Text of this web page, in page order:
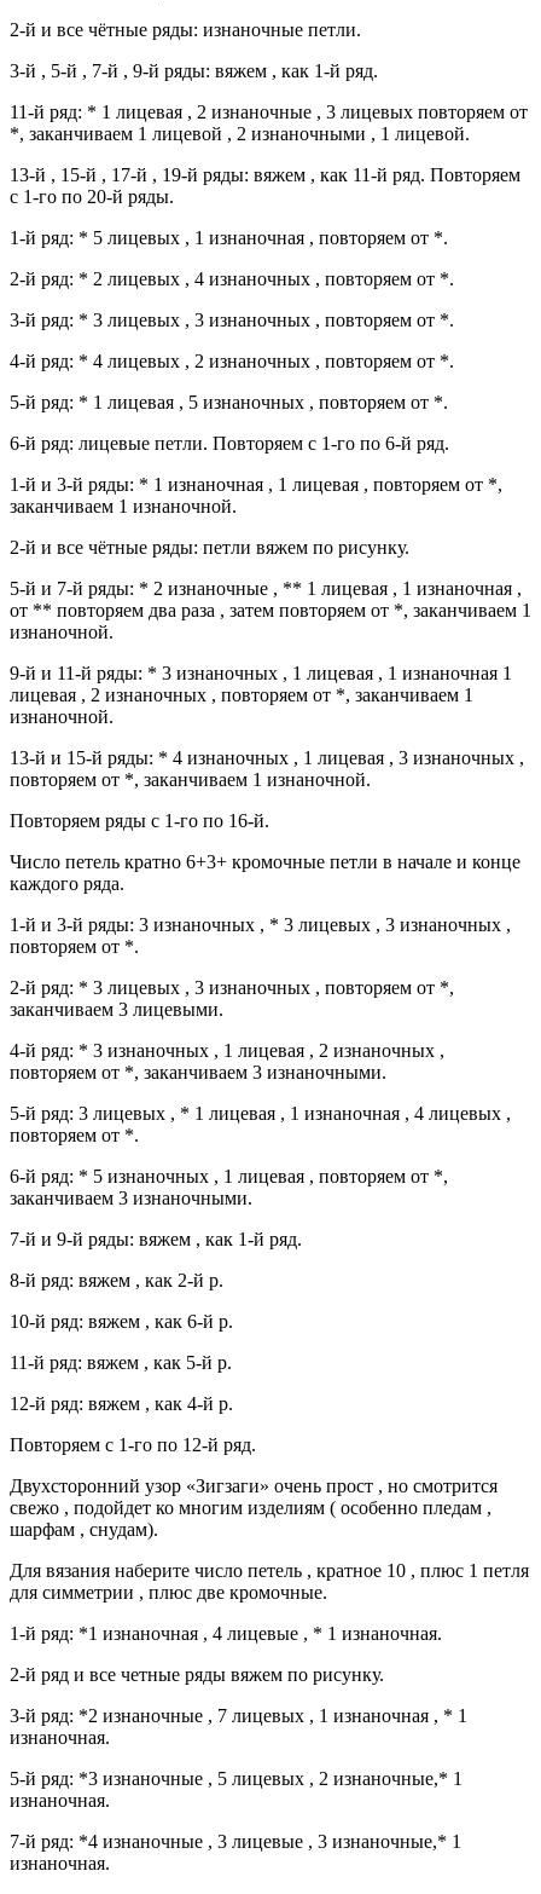
2-й и все чётные ряды: изнаночные петли.
3-й , 5-й , 7-й , 9-й ряды: вяжем , как 1-й ряд.
11-й ряд: * 1 лицевая , 2 изнаночные , 3 лицевых повторяем от
*, заканчиваем 1 лицевой , 2 изнаночными , 1 лицевой.
13-й , 15-й , 17-й , 19-й ряды: вяжем , как 11-й ряд. Повторяем
с 1-го по 20-й ряды.
1-й ряд: * 5 лицевых , 1 изнаночная , повторяем от *.
2-й ряд: * 2 лицевых , 4 изнаночных , повторяем от *.
3-й ряд: * 3 лицевых , 3 изнаночных , повторяем от *.
4-й ряд: * 4 лицевых , 2 изнаночных , повторяем от *.
5-й ряд: * 1 лицевая , 5 изнаночных , повторяем от *.
6-й ряд: лицевые петли. Повторяем с 1-го по 6-й ряд.
1-й и 3-й ряды: * 1 изнаночная , 1 лицевая , повторяем от *,
заканчиваем 1 изнаночной.
2-й и все чётные ряды: петли вяжем по рисунку.
5-й и 7-й ряды: * 2 изнаночные , ** 1 лицевая , 1 изнаночная ,
от ** повторяем два раза , затем повторяем от *, заканчиваем 1
изнаночной.
9-й и 11-й ряды: * 3 изнаночных , 1 лицевая , 1 изнаночная 1
лицевая , 2 изнаночных , повторяем от *, заканчиваем 1
изнаночной.
13-й и 15-й ряды: * 4 изнаночных , 1 лицевая , 3 изнаночных ,
повторяем от *, заканчиваем 1 изнаночной.
Повторяем ряды с 1-го по 16-й.
Число петель кратно 6+3+ кромочные петли в начале и конце
каждого ряда.
1-й и 3-й ряды: 3 изнаночных , * 3 лицевых , 3 изнаночных ,
повторяем от *.
2-й ряд: * 3 лицевых , 3 изнаночных , повторяем от *,
заканчиваем 3 лицевыми.
4-й ряд: * 3 изнаночных , 1 лицевая , 2 изнаночных ,
повторяем от *, заканчиваем 3 изнаночными.
5-й ряд: 3 лицевых , * 1 лицевая , 1 изнаночная , 4 лицевых ,
повторяем от *.
6-й ряд: * 5 изнаночных , 1 лицевая , повторяем от *,
заканчиваем 3 изнаночными.
7-й и 9-й ряды: вяжем , как 1-й ряд.
8-й ряд: вяжем , как 2-й р.
10-й ряд: вяжем , как 6-й р.
11-й ряд: вяжем , как 5-й р.
12-й ряд: вяжем , как 4-й р.
Повторяем с 1-го по 12-й ряд.
Двухсторонний узор «Зигзаги» очень прост , но смотрится
свежо , подойдет ко многим изделиям ( особенно пледам ,
шарфам , снудам).
Для вязания наберите число петель , кратное 10 , плюс 1 петля
для симметрии , плюс две кромочные.
1-й ряд: *1 изнаночная , 4 лицевые , * 1 изнаночная.
2-й ряд и все четные ряды вяжем по рисунку.
3-й ряд: *2 изнаночные , 7 лицевых , 1 изнаночная , * 1
изнаночная.
5-й ряд: *3 изнаночные , 5 лицевых , 2 изнаночные,* 1
изнаночная.
7-й ряд: *4 изнаночные , 3 лицевые , 3 изнаночные,* 1
изнаночная.